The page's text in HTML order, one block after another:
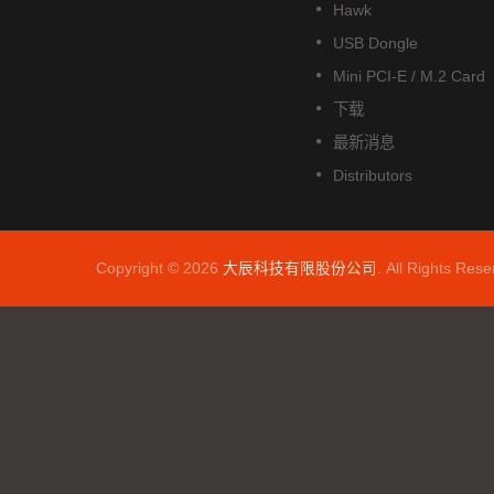
Hawk
USB Dongle
Mini PCI-E / M.2 Card
下载
最新消息
Distributors
Copyright © 2026 大辰科技有限股份公司 . All Rights